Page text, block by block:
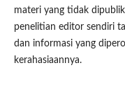
materi yang tidak
penelitian editor sendiri
dan informasi yang
kerahasiaannya.